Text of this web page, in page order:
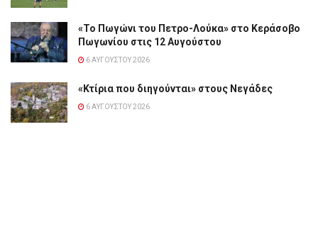
«Το Πωγώνι του Πετρο-Λούκα» στο Κεράσοβο
Πωγωνίου στις 12 Αυγούστου
6 ΑΥΓΟΎΣΤΟΥ 2026
«Κτίρια που διηγούνται» στους Νεγάδες
6 ΑΥΓΟΎΣΤΟΥ 2026